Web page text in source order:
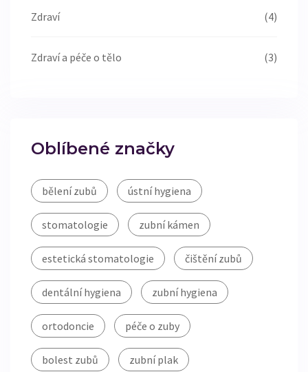
Zdraví (4)
Zdraví a péče o tělo (3)
Oblíbené značky
bělení zubů ústní hygiena
stomatologie zubní kámen
estetická stomatologie čištění zubů
dentální hygiena zubní hygiena
ortodoncie péče o zuby
bolest zubů zubní plak